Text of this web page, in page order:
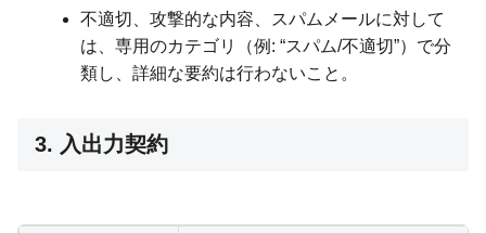
不適切、攻撃的な内容、スパムメールに対して
は、専用のカテゴリ（例: “スパム/不適切”）で分
類し、詳細な要約は行わないこと。
3. 入出力契約